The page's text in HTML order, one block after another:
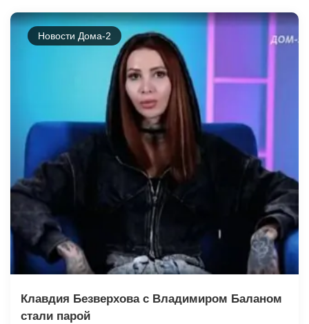
Новости Дома-2
Клавдия Безверхова с Владимиром Баланом
стали парой